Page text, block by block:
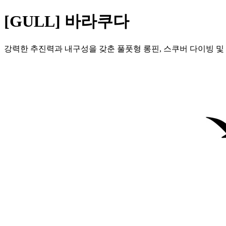
[GULL] 바라쿠다
강력한 추진력과 내구성을 갖춘 풀풋형 롱핀, 스쿠버 다이빙